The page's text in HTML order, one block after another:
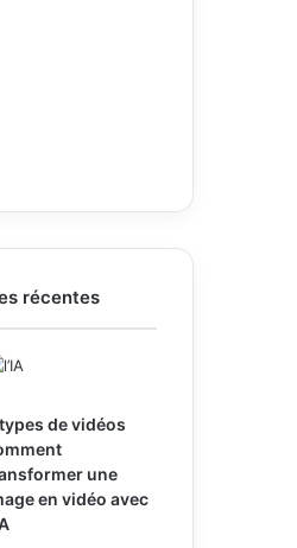
récentes
de vidéos
une
en vidéo avec